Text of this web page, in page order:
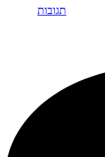
תגובות